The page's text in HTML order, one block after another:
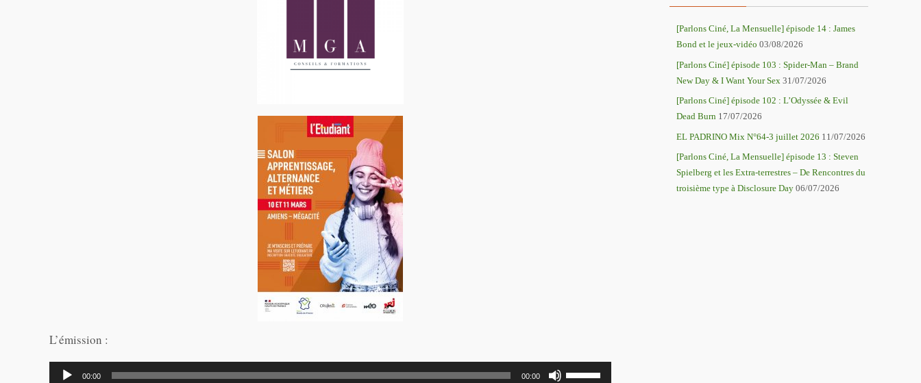
L’émission :
Lecteur00:00 00:00
Utilisez
[Parlons Ciné, La Mensuelle] épisode 14 : James
Bond et le jeux-vidéo 03/08/2026
[Parlons Ciné] épisode 103 : Spider-Man – Brand
New Day & I Want Your Sex 31/07/2026
[Parlons Ciné] épisode 102 : L’Odyssée & Evil
Dead Burn 17/07/2026
EL PADRINO Mix N°64-3 juillet 2026 11/07/2026
[Parlons Ciné, La Mensuelle] épisode 13 : Steven
Spielberg et les Extra-terrestres – De Rencontres du
troisième type à Disclosure Day 06/07/2026